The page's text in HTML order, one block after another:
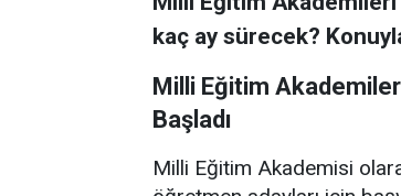
kaç ay sürecek?
Milli Eğitim
Başladı
Milli Eğitim Akademisi